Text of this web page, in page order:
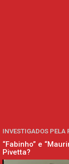
INVESTIGADOS PELA
“Fabinho” e
Pivetta?